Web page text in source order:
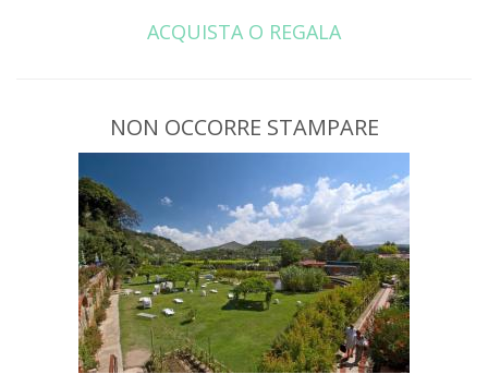
ACQUISTA O REGALA
NON OCCORRE STAMPARE